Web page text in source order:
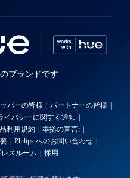
のブランドです
パーの皆様
パートナーの皆様
イバシーに関する通知
利用規約
準拠の宣言:
Philips へのお問い合わせ
レスルーム 採用